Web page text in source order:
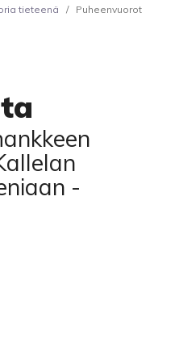
tieteenä
/ Puheenvuorot
-